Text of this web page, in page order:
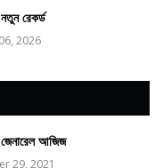
রেকর্ড
2026
জেনারেল আজিজ
29, 2021